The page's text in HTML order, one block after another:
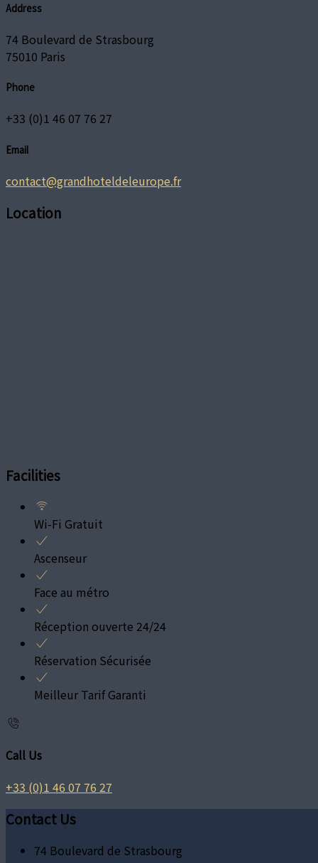
Address
74 Boulevard de Strasbourg
75010 Paris
Phone
+33 (0)1 46 07 76 27
Email
contact@grandhoteldeleurope.fr
Location
Facilities
Wi-Fi Gratuit
Ascenseur
Face au métro
Réception ouverte 24/24
Réservation Sécurisée
Meilleur Tarif Garanti
Call Us
+33 (0)1 46 07 76 27
Contact Us
74 Boulevard de Strasbourg